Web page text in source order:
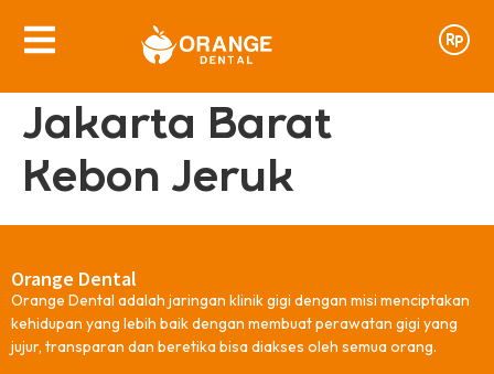
Jakarta Barat
Kebon Jeruk
Orange Dental
Orange Dental adalah jaringan klinik gigi dengan misi menciptakan
kehidupan yang lebih baik dengan membuat perawatan gigi yang
jujur, transparan dan beretika bisa diakses oleh semua orang.